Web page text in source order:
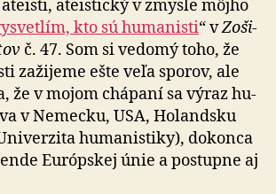
ateistický v zmysle môjho
kto sú hu­ma­nisti“ vZo­ši­
č. 47. Som si vedomý toho, že
za­ži­jeme ešte veľa sporov, ale
že v mojom chápaní sa výraz hu­
v Ne­mecku, USA, Ho­lan­dsku
hu­ma­nis­tiky), do­konca
Eu­róp­skej únie a postupne aj